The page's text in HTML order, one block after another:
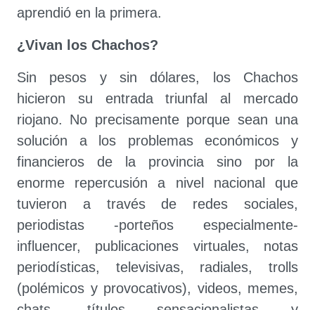
aprendió en la primera.
¿Vivan los Chachos?
Sin pesos y sin dólares, los Chachos
hicieron su entrada triunfal al mercado
riojano. No precisamente porque sean una
solución a los problemas económicos y
financieros de la provincia sino por la
enorme repercusión a nivel nacional que
tuvieron a través de redes sociales,
periodistas -porteños especialmente-
influencer, publicaciones virtuales, notas
periodísticas, televisivas, radiales, trolls
(polémicos y provocativos), videos, memes,